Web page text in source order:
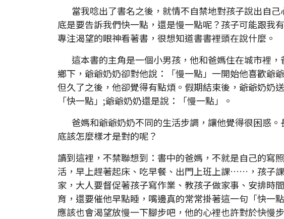
當我唸出了書名之後，就情不自禁地對孩子說出自己
底是要告訴我們快一點，還是慢一點呢？孩子可能跟我
專注渴望的眼神看著書，很想知道書書裡頭在說什麼。
這本書的主角是一個小男孩，他和爸媽住在城市裡，
鄉下，爺爺奶奶卻對他說：「慢一點」一開始他喜歡爺
但久了之後，他卻覺得有點煩。假期結束後，爺爺奶奶
「快一點」;爺爺奶奶還是說：「慢一點」。
爸媽和爺爺奶奶不同的生活步調，讓他覺得很困惑。
底該怎麼樣才是對的呢？
讀到這裡，不禁聯想到：書中的爸媽，不就是自己的寫
活，早上趕著起床、吃早餐、出門上班上課……，孩子
家，大人要督促著孩子寫作業、教孩子做家事、安排
育，還要催他早點睡，嘴邊真的常常掛著這一句「快一
應該也會渴望放慢一下腳步吧，他的心裡也許對於快慢